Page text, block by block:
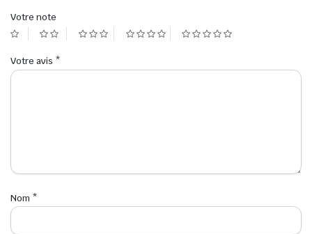
Votre note
Votre avis *
Nom *